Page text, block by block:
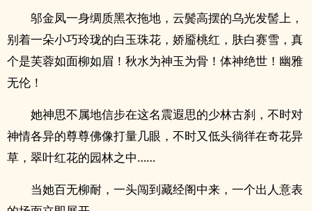
邬金凤一身绸质黑衣拖地，云鬓高摆的乌光发髻上，
别着一朵小巧玲珑的白玉珠花，娇靥桃红，肤白赛雪，真
个是芙蓉如面柳如眉！秋水为神玉为骨！体神绝世！幽雅
无伦！
她神思不属地信步在这名震遐思的少林古刹，不时对
神情各异的尊尊佛像打量几眼，不时又低头徜徉在奇花异
草，翠叶红花的园林之中……
当她百无柳耐，一头闯到藏经阁中来，一个出人意表